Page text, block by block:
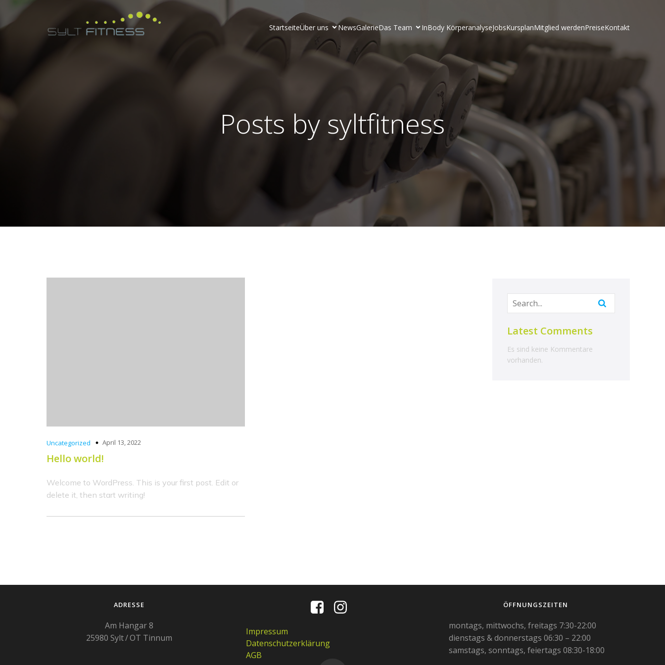
StartseiteÜber uns NewsGalerieDas Team InBody KörperanalyseJobsKursplanMitglied werdenPreiseKontakt
Posts by syltfitness
Uncategorized April 13, 2022
Hello world!
Welcome to WordPress. This is your first post. Edit or
delete it, then start writing!
Latest Comments
Es sind keine Kommentare
vorhanden.
ADRESSE
Am Hangar 8
25980 Sylt / OT Tinnum
Impressum
Datenschutzerklärung
AGB
ÖFFNUNGSZEITEN
montags, mittwochs, freitags 7:30-22:00
dienstags & donnerstags 06:30 – 22:00
samstags, sonntags, feiertags 08:30-18:00